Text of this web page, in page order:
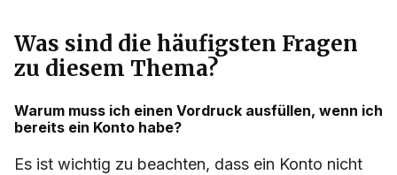
Was sind die häufigsten Fragen
zu diesem Thema?
Warum muss ich einen Vordruck ausfüllen, wenn ich
bereits ein Konto habe?
Es ist wichtig zu beachten, dass ein Konto nicht